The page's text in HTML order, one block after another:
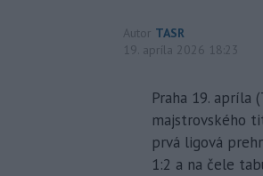
Autor TASR
19. apríla 2026 18:23
Praha 19. apríla
majstrovského
prvá ligová
1:2 a na čele